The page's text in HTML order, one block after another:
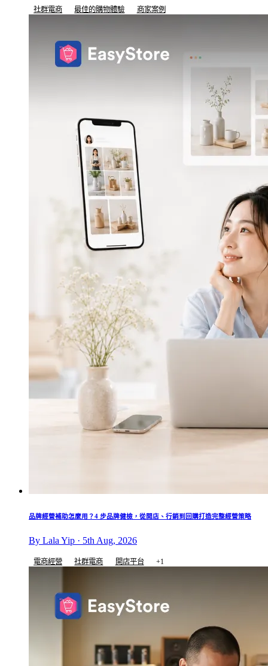
社群電商 最佳的購物體驗 商家案例
品牌經營補助怎麼用？4 步品牌健檢，從開店、行銷到回購打造完整經營策略
By Lala Yip · 5th Aug, 2026
電商經營 社群電商 開店平台 +1